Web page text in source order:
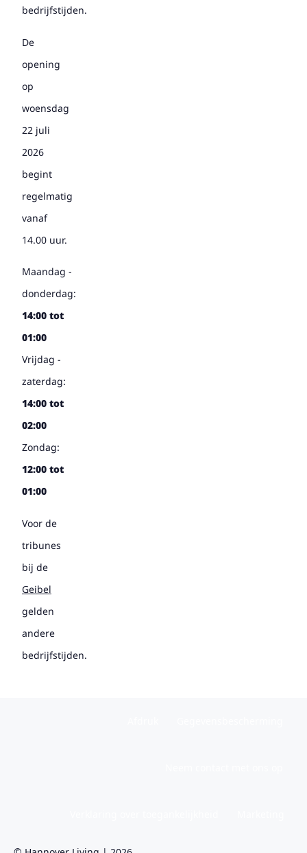
bedrijfstijden.
De
opening
op
woensdag
22 juli
2026
begint
regelmatig
vanaf
14.00 uur.
Maandag -
donderdag:
14:00 tot
01:00
Vrijdag -
zaterdag:
14:00 tot
02:00
Zondag:
12:00 tot
01:00
Voor de
tribunes
bij de
Geibel
gelden
andere
bedrijfstijden.